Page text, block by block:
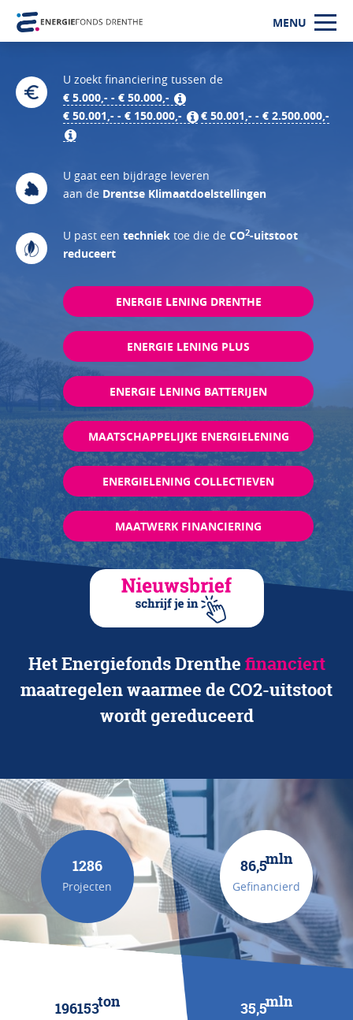
MENU
U zoekt financiering tussen de
€ 5.000,- - € 50.000,-
€ 50.001,- - € 150.000,-
€ 50.001,- - € 2.500.000,-
U gaat een bijdrage leveren
aan de Drentse Klimaatdoelstellingen
U past een techniek toe die de CO2-uitstoot
reduceert
ENERGIE LENING DRENTHE
ENERGIE LENING PLUS
ENERGIE LENING BATTERIJEN
MAATSCHAPPELIJKE ENERGIELENING
ENERGIELENING COLLECTIEVEN
MAATWERK FINANCIERING
Het Energiefonds Drenthe financiert
maatregelen waarmee de CO2-uitstoot
wordt gereduceerd
1286
Projecten
86,5mln
Gefinancierd
196153ton 35,5mln